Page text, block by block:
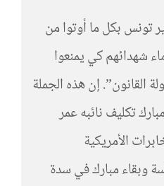
تونس بكل ما أوتوا من
شهدائهم كي يمنعوا
القانون”. إن هذه الجملة
تكليف نائبه عمر
الأمريكية
وبقاء مبارك في سدة